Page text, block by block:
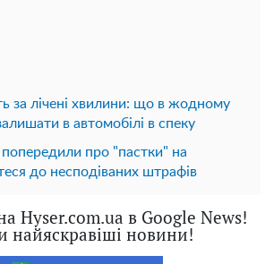
за лічені хвилини: що в жодному
в автомобілі в спеку
попередили про "пастки" на
до несподіваних штрафів
Hyser.com.ua в Google News!
найяскравіші новини!